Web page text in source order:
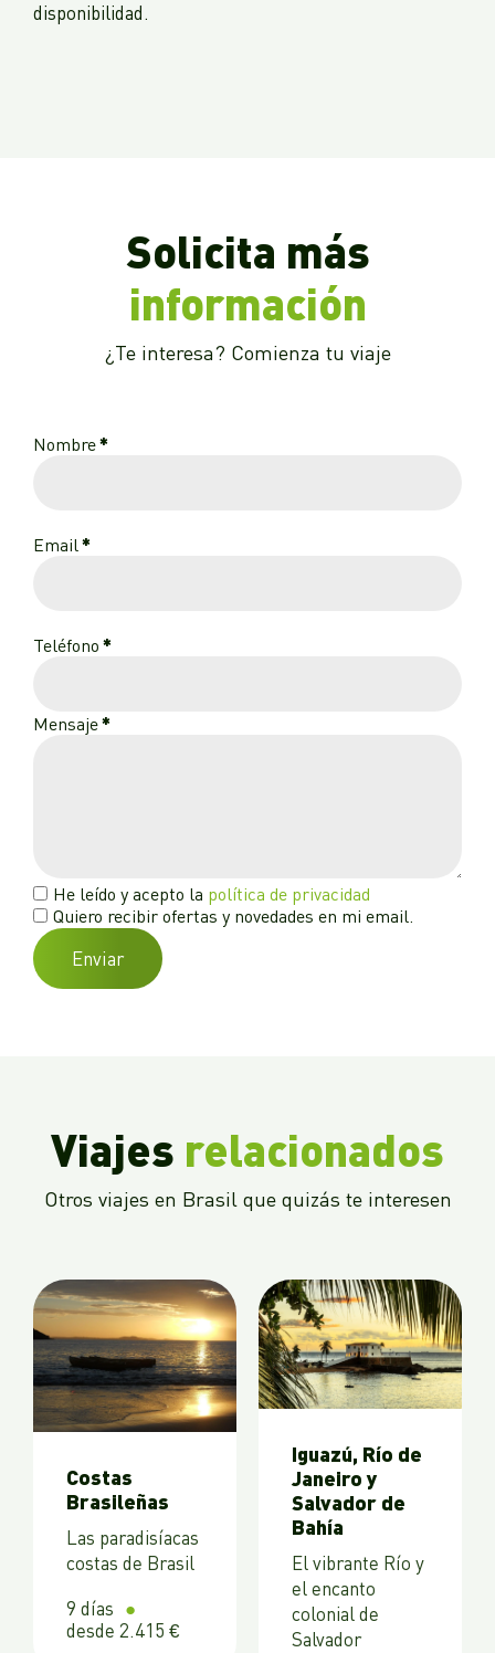
disponibilidad.
Solicita más
información
¿Te interesa? Comienza tu viaje
Nombre*
Email *
Teléfono *
Mensaje*
He leído y acepto la política de privacidad
Quiero recibir ofertas y novedades en mi email.
Enviar
Viajes relacionados
Otros viajes en Brasil que quizás te interesen
Costas
Brasileñas
Las paradisíacas
costas de Brasil
9 días
desde 2.415 €
Iguazú, Río de
Janeiro y
Salvador de
Bahía
El vibrante Río y
el encanto
colonial de
Salvador